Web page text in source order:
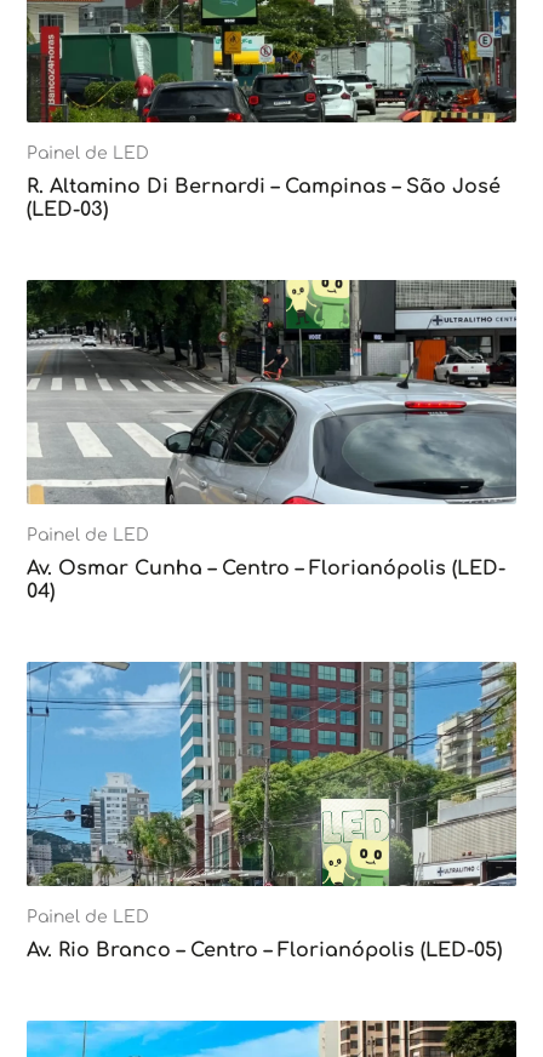
Painel de LED
R. Altamino Di Bernardi – Campinas – São José
(LED-03)
Painel de LED
Av. Osmar Cunha – Centro – Florianópolis (LED-
04)
Painel de LED
Av. Rio Branco – Centro – Florianópolis (LED-05)